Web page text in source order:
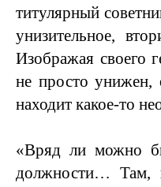
титулярный
унизительное,
Изображая своего
не просто
находит какое-то
«Вряд ли можно
должности… Там,